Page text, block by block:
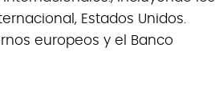
Estados Unidos.
europeos y el Banco